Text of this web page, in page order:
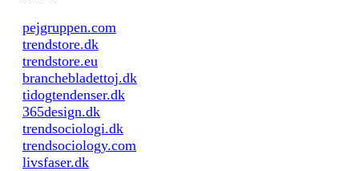
pejgruppen.com
trendstore.dk
trendstore.eu
branchebladettoj.dk
tidogtendenser.dk
365design.dk
trendsociologi.dk
trendsociology.com
livsfaser.dk